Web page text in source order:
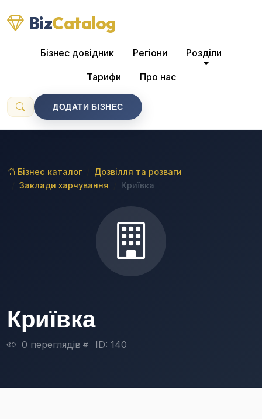
BizCatalog
Бізнес довідник Регіони Розділи
Тарифи Про нас
ДОДАТИ БІЗНЕС
Бізнес каталог
Дозвілля та розваги
Заклади харчування
Криївка
Криївка
0 переглядів ID: 140